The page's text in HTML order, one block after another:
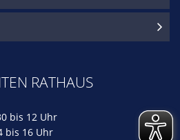
RATHAUS
bis 12 Uhr
bis 16 Uhr